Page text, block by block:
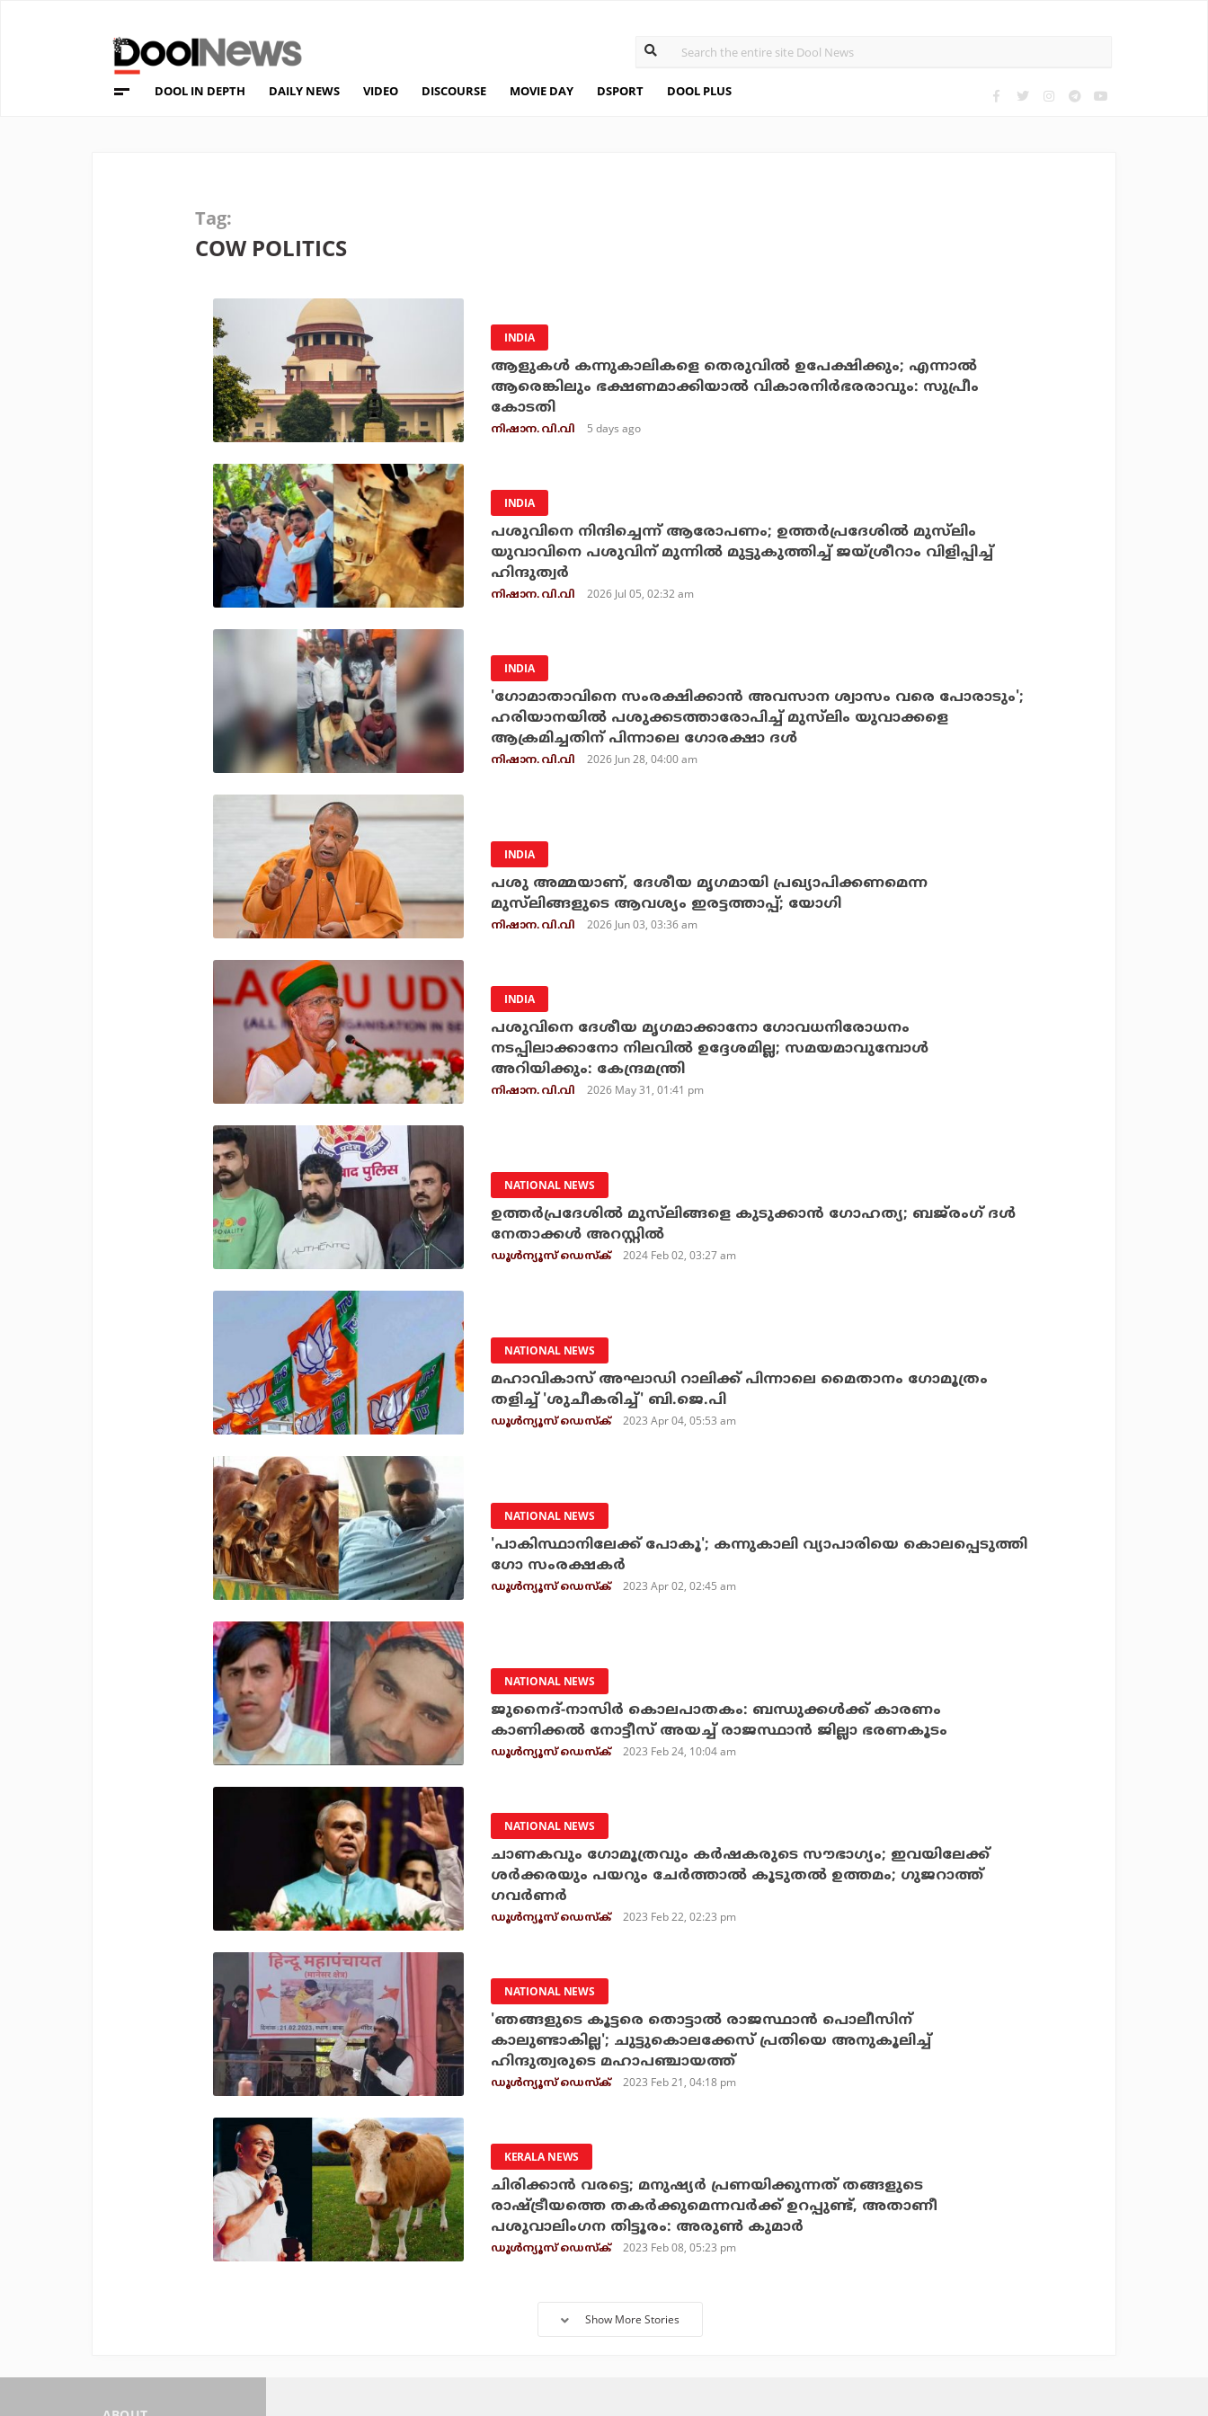
DOOL IN DEPTH DAILY NEWS VIDEO DISCOURSE MOVIE DAY DSPORT DOOL PLUS
Tag:
COW POLITICS
INDIA
ആളുകള്‍ കന്നുകാലികളെ തെരുവില്‍ ഉപേക്ഷിക്കും; എന്നാല്‍
ആരെങ്കിലും ഭക്ഷണമാക്കിയാല്‍ വികാരനിര്‍ഭരരാവും: സുപ്രീം
കോടതി
നിഷാന. വി.വി 5 days ago
INDIA
പശുവിനെ നിന്ദിച്ചെന്ന് ആരോപണം; ഉത്തര്‍പ്രദേശില്‍ മുസ്‌ലിം
യുവാവിനെ പശുവിന് മുന്നില്‍ മുട്ടുകുത്തിച്ച് ജയ്ശ്രീറാം വിളിപ്പിച്ച്
ഹിന്ദുത്വര്‍
നിഷാന. വി.വി 2026 Jul 05, 02:32 am
INDIA
'ഗോമാതാവിനെ സംരക്ഷിക്കാന്‍ അവസാന ശ്വാസം വരെ പോരാടും';
ഹരിയാനയില്‍ പശുക്കടത്താരോപിച്ച് മുസ്‌ലിം യുവാക്കളെ
ആക്രമിച്ചതിന് പിന്നാലെ ഗോരക്ഷാ ദള്‍
നിഷാന. വി.വി 2026 Jun 28, 04:00 am
INDIA
പശു അമ്മയാണ്, ദേശീയ മൃഗമായി പ്രഖ്യാപിക്കണമെന്ന
മുസ്‌ലിങ്ങളുടെ ആവശ്യം ഇരട്ടത്താപ്പ്; യോഗി
നിഷാന. വി.വി 2026 Jun 03, 03:36 am
INDIA
പശുവിനെ ദേശീയ മൃഗമാക്കാനോ ഗോവധനിരോധനം
നടപ്പിലാക്കാനോ നിലവില്‍ ഉദ്ദേശമില്ല; സമയമാവുമ്പോള്‍
അറിയിക്കും: കേന്ദ്രമന്ത്രി
നിഷാന. വി.വി 2026 May 31, 01:41 pm
NATIONAL NEWS
ഉത്തര്‍പ്രദേശില്‍ മുസ്‌ലിങ്ങളെ കുടുക്കാന്‍ ഗോഹത്യ; ബജ്‌രംഗ് ദള്‍
നേതാക്കൾ അറസ്റ്റില്‍
ഡൂള്‍ന്യൂസ് ഡെസ്‌ക് 2024 Feb 02, 03:27 am
NATIONAL NEWS
മഹാവികാസ് അഘാഡി റാലിക്ക് പിന്നാലെ മൈതാനം ഗോമൂത്രം
തളിച്ച് 'ശുചീകരിച്ച്' ബി.ജെ.പി
ഡൂള്‍ന്യൂസ് ഡെസ്‌ക് 2023 Apr 04, 05:53 am
NATIONAL NEWS
'പാകിസ്ഥാനിലേക്ക് പോകൂ'; കന്നുകാലി വ്യാപാരിയെ കൊലപ്പെടുത്തി ​
ഗോ സംരക്ഷകർ
ഡൂള്‍ന്യൂസ് ഡെസ്‌ക് 2023 Apr 02, 02:45 am
NATIONAL NEWS
ജുനൈദ്-നാസിര്‍ കൊലപാതകം: ബന്ധുക്കള്‍ക്ക് കാരണം
കാണിക്കല്‍ നോട്ടീസ് അയച്ച് രാജസ്ഥാന്‍ ജില്ലാ ഭരണകൂടം
ഡൂള്‍ന്യൂസ് ഡെസ്‌ക് 2023 Feb 24, 10:04 am
NATIONAL NEWS
ചാണകവും ഗോമൂത്രവും കർഷകരുടെ സൗഭാഗ്യം; ഇവയിലേക്ക്
ശർക്കരയും പയറും ചേർത്താൽ കൂടുതൽ ഉത്തമം; ഗുജറാത്ത്‌
ഗവർണർ
ഡൂള്‍ന്യൂസ് ഡെസ്‌ക് 2023 Feb 22, 02:23 pm
NATIONAL NEWS
'ഞങ്ങളുടെ കൂട്ടരെ തൊട്ടാല്‍ രാജസ്ഥാന്‍ പൊലീസിന്
കാലുണ്ടാകില്ല'; ചുട്ടുകൊലക്കേസ് പ്രതിയെ അനുകൂലിച്ച്
ഹിന്ദുത്വരുടെ മഹാപഞ്ചായത്ത്
ഡൂള്‍ന്യൂസ് ഡെസ്‌ക് 2023 Feb 21, 04:18 pm
KERALA NEWS
ചിരിക്കാന്‍ വരട്ടെ; മനുഷ്യര്‍ പ്രണയിക്കുന്നത് തങ്ങളുടെ
രാഷ്ട്രീയത്തെ തകര്‍ക്കുമെന്നവര്‍ക്ക് ഉറപ്പുണ്ട്, അതാണീ
പശുവാലിംഗന തിട്ടൂരം: അരുണ്‍ കുമാര്‍
ഡൂള്‍ന്യൂസ് ഡെസ്‌ക് 2023 Feb 08, 05:23 pm
Show More Stories